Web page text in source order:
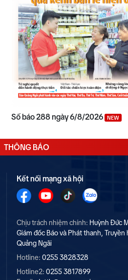
Số báo 288 ngày 6/8/2026 NEW
THÔNG BÁO
Kết nối mạng xã hội
Chịu trách nhiệm chính: Huỳnh Đức
Giám đốc Báo và Phát thanh, Truyền
Quảng Ngãi
Hotline: 0255 3828328
Hotline2: 0255 3817899